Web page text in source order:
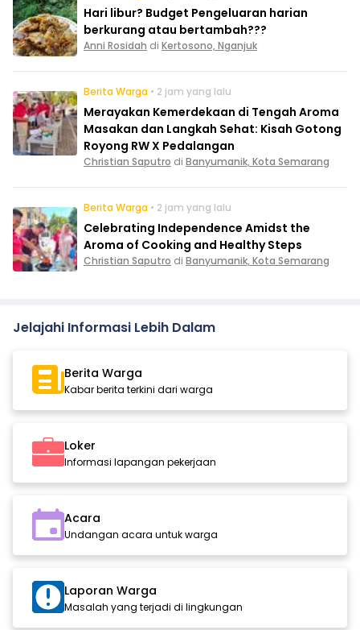
Hari libur? Budget Pengeluaran harian
berkurang atau bertambah???
Anni Rosidah di Kertosono, Nganjuk
Berita Warga • 2 jam yang lalu
Merayakan Kemerdekaan di Tengah Aroma
Masakan dan Langkah Sehat: Kisah Gotong
Royong RW X Pedalangan
Christian Saputro di Banyumanik, Kota Semarang
Berita Warga • 2 jam yang lalu
Celebrating Independence Amidst the
Aroma of Cooking and Healthy Steps
Christian Saputro di Banyumanik, Kota Semarang
Jelajahi Informasi Lebih Dalam
Berita Warga
Kabar berita terkini dari warga
Loker
Informasi lapangan pekerjaan
Acara
Undangan acara untuk warga
Laporan Warga
Masalah yang terjadi di lingkungan